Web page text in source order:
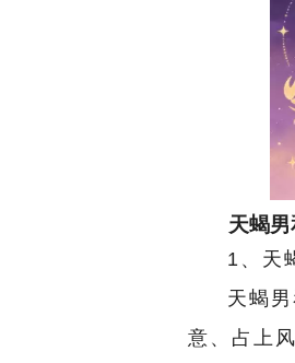
天蝎
1、天
天蝎
意、占上